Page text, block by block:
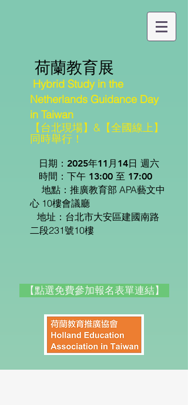
荷蘭教育展
Hybrid Study in the
Netherlands Guidance Day
in Taiwan
【台北現場】&【全國線上】
同時舉行！
日期：2025年11月14日 週六
時間：下午 13:00 至 17:00
地點： 推廣教育部 APA藝文中
心 10樓會議廳
地址：台北市大安區建國南路
二段231號10樓
【點選免費參加報名表單連結】